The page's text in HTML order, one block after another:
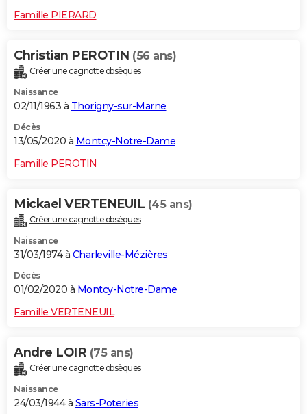
Famille PIERARD
Christian PEROTIN (56 ans)
Créer une cagnotte obsèques
Naissance
02/11/1963 à Thorigny-sur-Marne
Décès
13/05/2020 à Montcy-Notre-Dame
Famille PEROTIN
Mickael VERTENEUIL (45 ans)
Créer une cagnotte obsèques
Naissance
31/03/1974 à Charleville-Mézières
Décès
01/02/2020 à Montcy-Notre-Dame
Famille VERTENEUIL
Andre LOIR (75 ans)
Créer une cagnotte obsèques
Naissance
24/03/1944 à Sars-Poteries